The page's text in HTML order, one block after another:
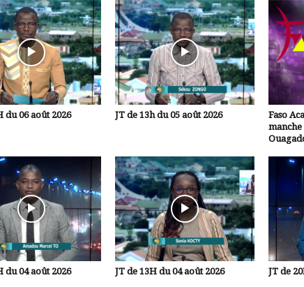
du 06 août 2026 JT de 13h du 05 août 2026
Faso
du 04 août 2026 JT de 13H du 04 août 2026 JT de